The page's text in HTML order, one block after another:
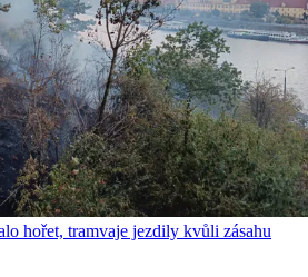
hořet, tramvaje jezdily kvůli zásahu